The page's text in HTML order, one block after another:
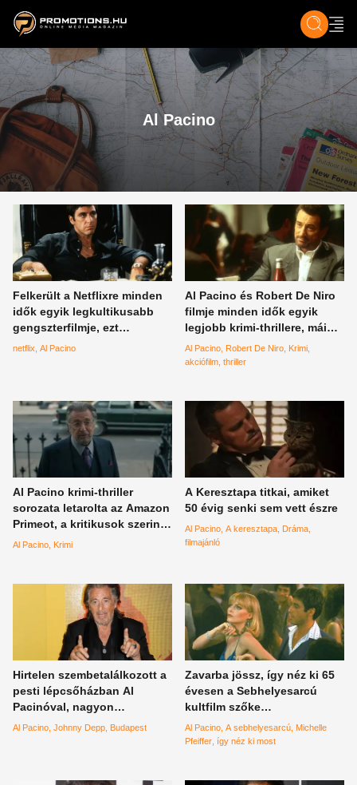
ZENE, FILM & KULT ÉLET TECH &
Al Pacino
Felkerült a Netflixre minden
idők egyik legkultikusabb
gengszterfilmje, ezt
mindenkinek látnia kell
netflix Al Pacino
Al Pacino és Robert De Niro
filmje minden idők egyik
legjobb krimi-thrillere, máig
referenciapont az
akciófilmek világában
Al Pacino Robert De Niro Krimi
akciófilm thriller
Al Pacino krimi-thriller
sorozata letarolta az Amazon
Primeot, a kritikusok szerint
ez a színész legkeményebb
Al Pacino Krimi
A Keresztapa titkai, amiket
50 évig senki sem vett észre
Al Pacino A keresztapa Dráma
filmajánló
Hirtelen szembetalálkozott a
pesti lépcsőházban Al
Pacinóval, nagyon
meglepődött a találkozáson
Al Pacino Johnny Depp Budapest
Zavarba jössz, így néz ki 65
évesen a Sebhelyesarcú
kultfilm szőke
nehézbombázója, Elvira
Hancock
Al Pacino A sebhelyesarcú Michelle
Pfeiffer így néz ki most